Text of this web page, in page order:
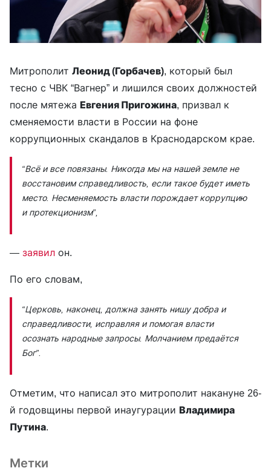
Митрополит Леонид (Горбачев), который был
тесно с ЧВК “Вагнер” и лишился своих должностей
после мятежа Евгения Пригожина, призвал к
сменяемости власти в России на фоне
коррупционных скандалов в Краснодарском крае.
“Всё и все повязаны. Никогда мы на нашей земле не
восстановим справедливость, если такое будет иметь
место. Несменяемость власти порождает коррупцию
и протекционизм”,
— заявил он.
По его словам,
“Церковь, наконец, должна занять нишу добра и
справедливости, исправляя и помогая власти
осознать народные запросы. Молчанием предаётся
Бог”.
Отметим, что написал это митрополит накануне 26-
й годовщины первой инаугурации Владимира
Путина.
Метки